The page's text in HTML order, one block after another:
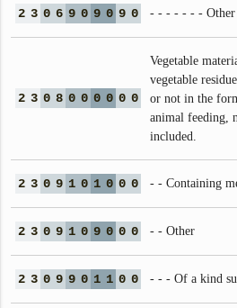
2 3 0 6 9 0 9 0 9 0 - - - - - - - Other
2 3 0 8 0 0 0 0 0 0
Vegetable
vegetable
or not in the
animal feeding,
included.
2 3 0 9 1 0 1 0 0 0 - - Containing
2 3 0 9 1 0 9 0 0 0 - - Other
2 3 0 9 9 0 1 1 0 0 - - - Of a kind